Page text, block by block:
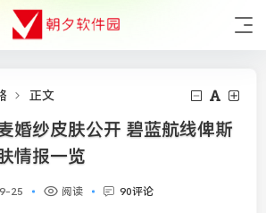
正文
婚纱皮肤公开 碧蓝航线俾斯
情报一览
25 阅读 90评论